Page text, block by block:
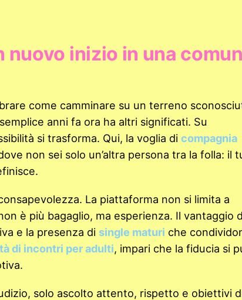
inizio in una
come camminare su un terreno
anni fa ora ha altri significati. Su
si trasforma. Qui, la voglia di compagnia
non sei solo un’altra persona tra la folla: il
La piattaforma non si limita a
è più bagaglio, ma esperienza. Il vantaggio
e la presenza di single maturi che
di incontri per adulti, impari che la fiducia si
solo ascolto attento, rispetto e obiettivi